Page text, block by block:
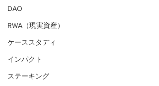
DAO
RWA（現実資産）
ケーススタディ
インパクト
ステーキング